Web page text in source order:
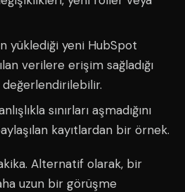
yüklediği yeni HubSpot
verilere erişim sağladığı
sınırları aşmadığını
kayıtlardan bir örnek.
Alternatif olarak, bir
uzun bir görüşme